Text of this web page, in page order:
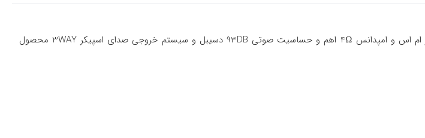
باند بیضی مدل -KFC-HQ718EX با قدرت خروجی 400W وات و قدرت خروجی واقعی 80RMS وات آر ام اس و امپدانس 4Ω اهم و حساسیت صوتی 93DB دسیبل و سیستم خروجی صدای اسپیکر 3WAY محصول